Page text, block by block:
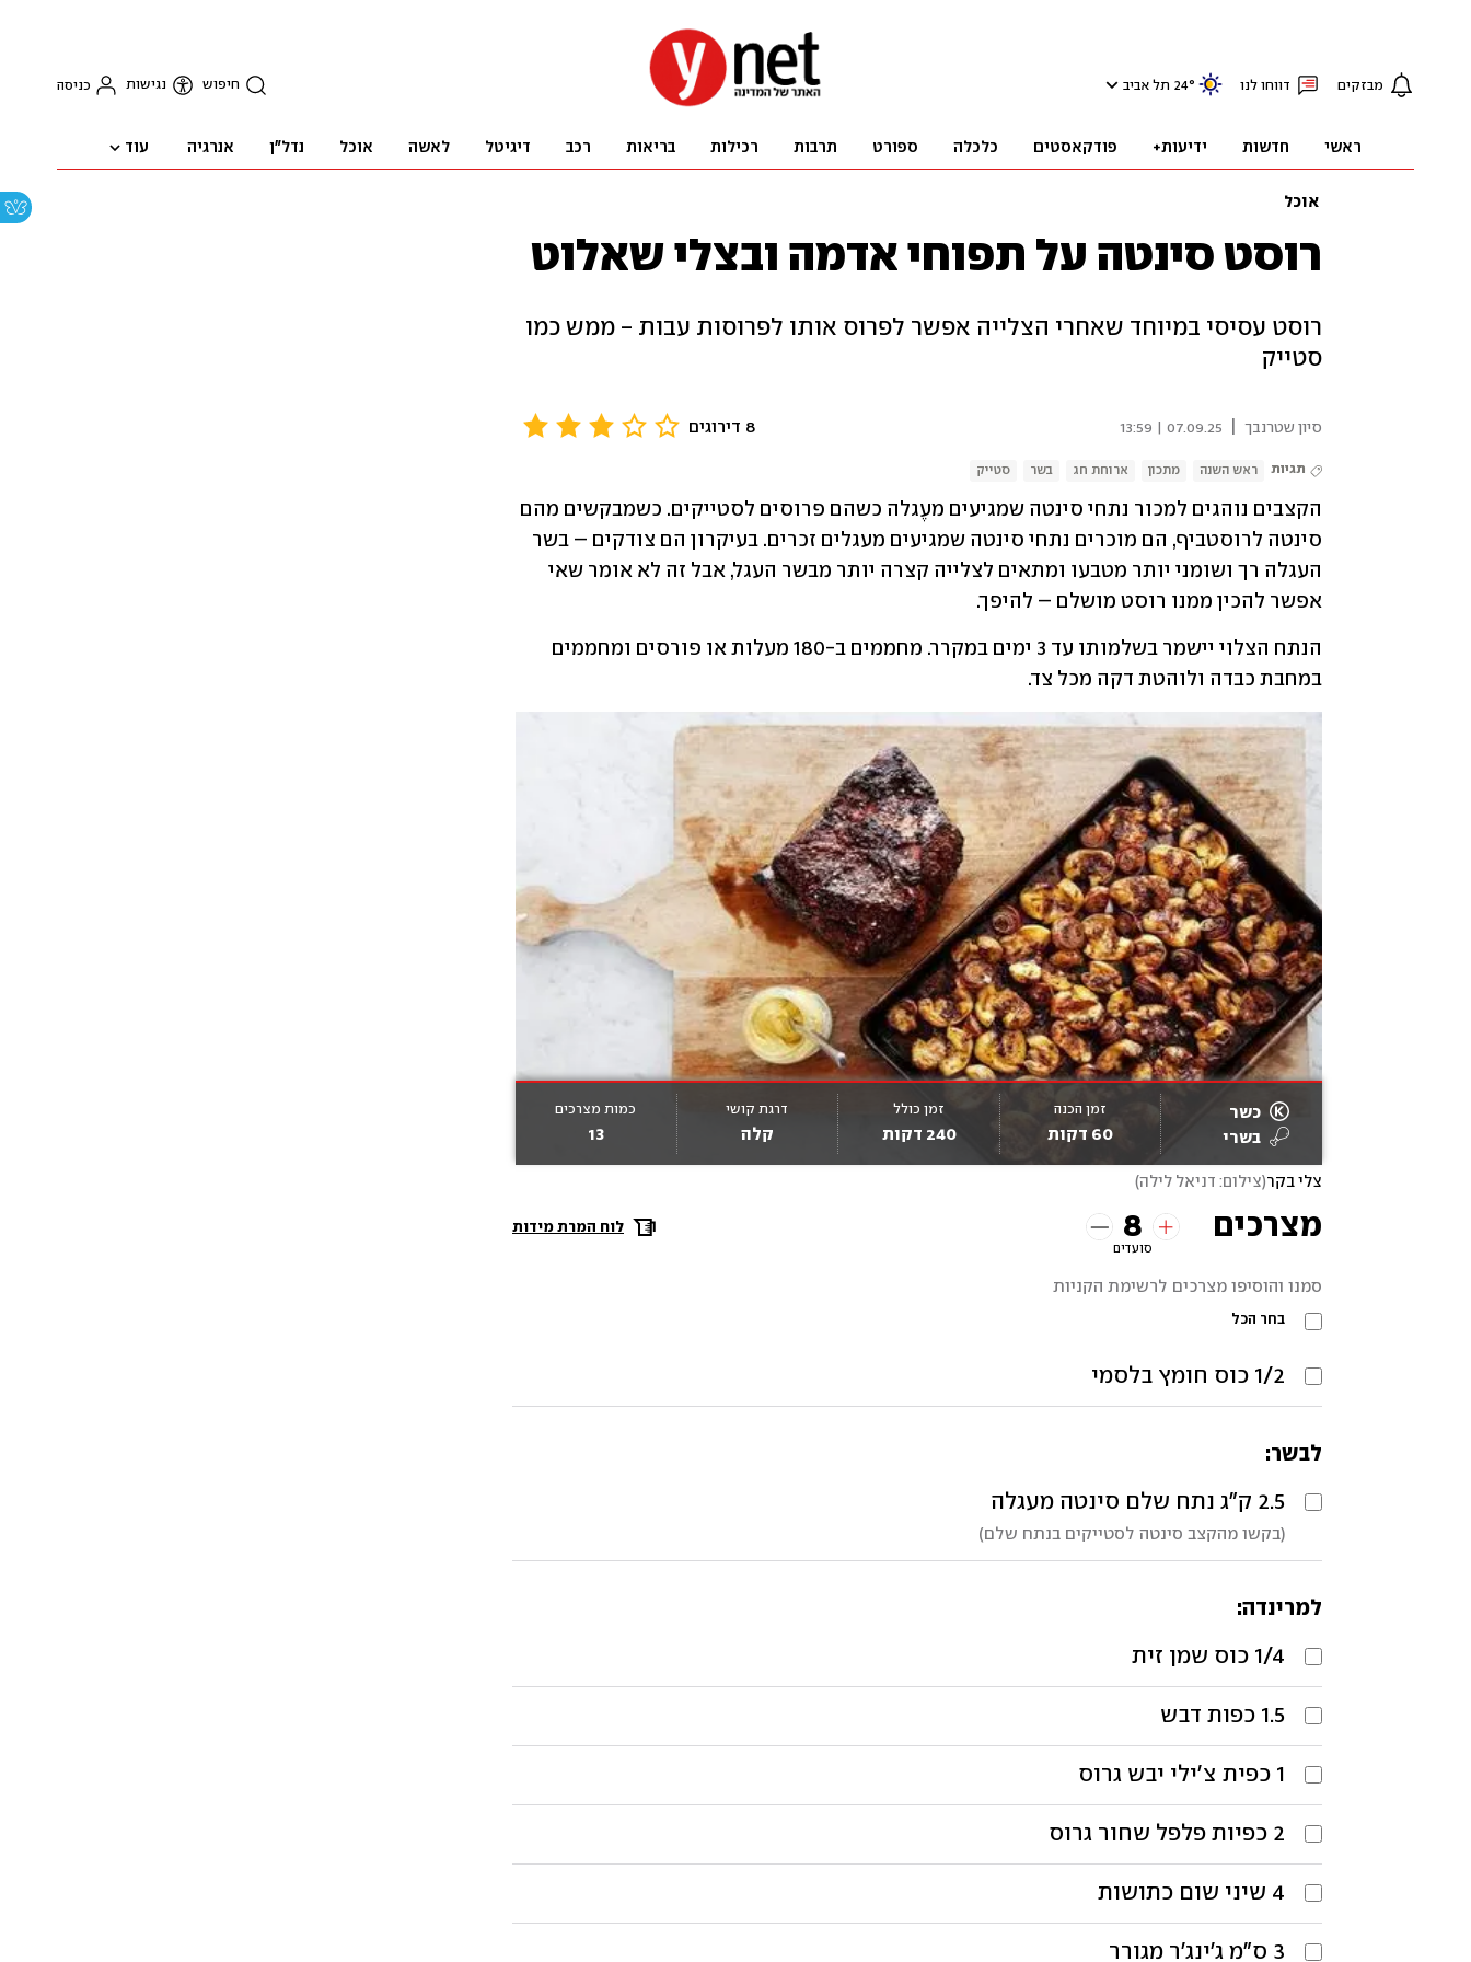
מבזקים דווחו לנו 24° תל אביב חיפוש נגישות כניסה
ראשי חדשות ידיעות+ פודקאסטים כלכלה ספורט תרבות רכילות בריאות רכב דיגיטל לאשה אוכל נדל"ן אנרגיה עוד
אוכל
רוסט סינטה על תפוחי אדמה ובצלי שאלוט
רוסט עסיסי במיוחד שאחרי הצלייה אפשר לפרוס אותו לפרוסות עבות - ממש כמו
סטייק
סיון שטרנבך 07.09.25 | 13:59 8 דירוגים
תגיות ראש השנה מתכון ארוחת חג בשר סטייק
אפשר להכין ממנו רוסט מושלם – להיפך.
במחבת כבדה ולוהטת דקה מכל צד.
כשר
בשרי
זמן הכנה
60 דקות
זמן כולל
240 דקות
דרגת קושי
קלה
כמות מצרכים
13
צלי בקר(צילום: דניאל לילה)
מצרכים 8
סועדים
לוח המרת מידות
סמנו והוסיפו מצרכים לרשימת הקניות
בחר הכל
1/2 כוס חומץ בלסמי
לבשר:
2.5 ק"ג נתח שלם סינטה מעגלה
(בקשו מהקצב סינטה לסטייקים בנתח שלם)
למרינדה:
1/4 כוס שמן זית
1.5 כפות דבש
1 כפית צ'ילי יבש גרוס
2 כפיות פלפל שחור גרוס
4 שיני שום כתושות
3 ס"מ ג'ינג'ר מגורר